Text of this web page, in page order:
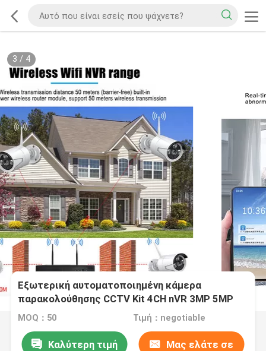
3 / 4
Εξωτερική αυτοματοποιημένη κάμερα
παρακολούθησης CCTV Kit 4CH nVR 3MP 5MP
Ασφάλεια Wifi παρακολούθηση IP κάμερα
MOQ：50 Τιμή：negotiable
Καλύτερη τιμή Μας ελάτε σε